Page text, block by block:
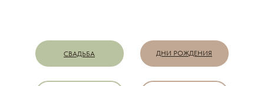
ДНИ РОЖДЕНИЯ
СВАДЬБА